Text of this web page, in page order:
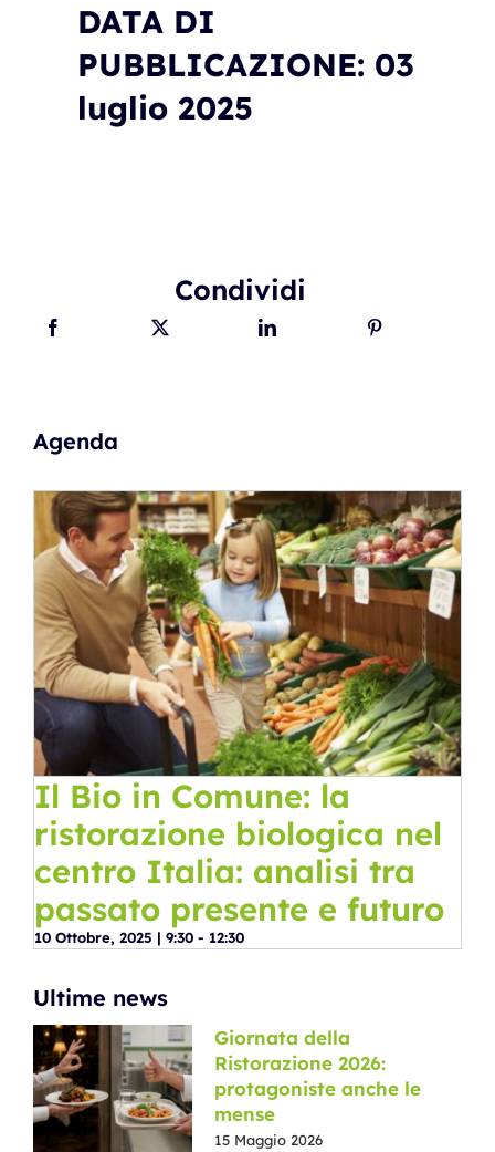
DATA DI
PUBBLICAZIONE: 03
luglio 2025
Condividi
Agenda
Il Bio in Comune: la
ristorazione biologica nel
centro Italia: analisi tra
passato presente e futuro
10 Ottobre, 2025 | 9:30 - 12:30
Ultime news
Giornata della
Ristorazione 2026:
protagoniste anche le
mense
15 Maggio 2026